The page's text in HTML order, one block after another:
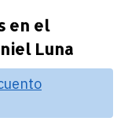
en el
Luna